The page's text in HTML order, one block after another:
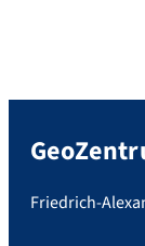
Friedrich-